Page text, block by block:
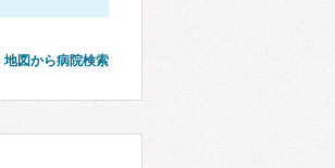
地図から病院検索